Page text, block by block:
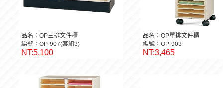
品名：OP三排文件櫃
編號：OP-907(套組3)
NT:5,100
品名：OP單排文件櫃
編號：OP-903
NT:3,465